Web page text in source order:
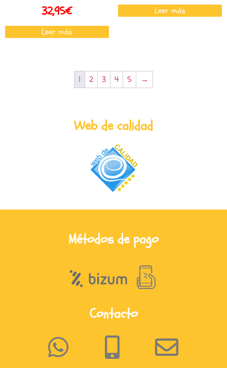
32,95€
Leer más
Leer más
1 2 3 4 5 →
Web de calidad
Métodos de pago
Contacto